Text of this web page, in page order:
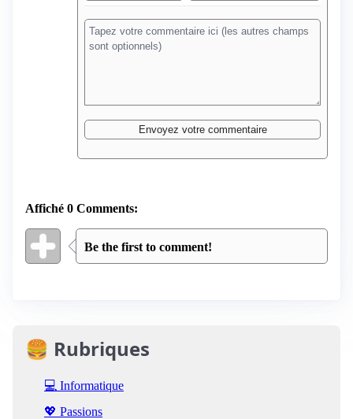
Affiché 0 Comments:
Be the first to comment!
🍔 Rubriques
💻 Informatique
💖 Passions